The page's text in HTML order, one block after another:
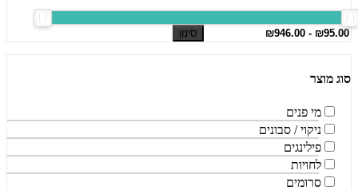
סינון
סוג מוצר
מי פנים
ניקוי / סבונים
פילינגים
לחויות
סרומים